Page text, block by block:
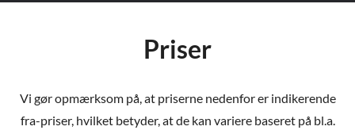
Priser
Vi gør opmærksom på, at priserne nedenfor er indikerende
fra-priser, hvilket betyder, at de kan variere baseret på bl.a.